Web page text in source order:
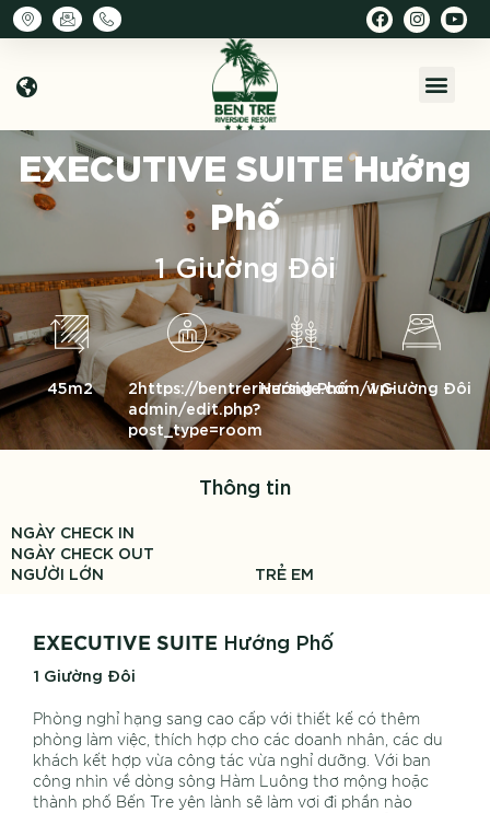
EXECUTIVE SUITEHướng
Phố
1 Giường Đôi
45m2
2https://bentreriverside.com/wp-
admin/edit.php?
post_type=room
Hướng Phố 1 Giường Đôi
Thông tin
NGÀY CHECK IN
NGÀY CHECK OUT
NGƯỜI LỚN
TRẺ EM
EXECUTIVE SUITE Hướng Phố
1 Giường Đôi
Phòng nghỉ hạng sang cao cấp với thiết kế có thêm
phòng làm việc, thích hợp cho các doanh nhân, các du
khách kết hợp vừa công tác vừa nghỉ dưỡng. Với ban
công nhìn về dòng sông Hàm Luông thơ mộng hoặc
thành phố Bến Tre yên lành sẽ làm vơi đi phần nào